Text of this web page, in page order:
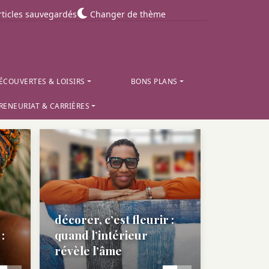
sauvegardés Changer de thème
& LOISIRS BONS PLANS
& CARRIÈRES
décorer, c’est fleurir :
quand l’intérieur
révèle l’âme
l’inclusion financière et
le piège de la double
peine pour les femmes
planche, passion, et
évasion : l’esprit du
skate à libreville
le gabon se raconte au
cinéma